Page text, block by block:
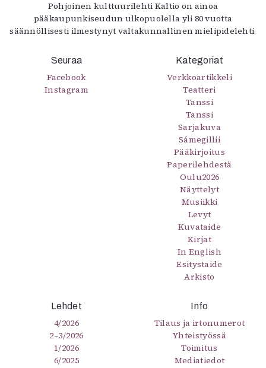
Pohjoinen kulttuurilehti Kaltio on ainoa
pääkaupunkiseudun ulkopuolella yli 80 vuotta
säännöllisesti ilmestynyt valtakunnallinen mielipidelehti.
Seuraa
Facebook
Instagram
Kategoriat
Verkkoartikkeli
Teatteri
Tanssi
Tanssi
Sarjakuva
Sámegillii
Pääkirjoitus
Paperilehdestä
Oulu2026
Näyttelyt
Musiikki
Levyt
Kuvataide
Kirjat
In English
Esitystaide
Arkisto
Lehdet
4/2026
2–3/2026
1/2026
6/2025
Info
Tilaus ja irtonumerot
Yhteistyössä
Toimitus
Mediatiedot